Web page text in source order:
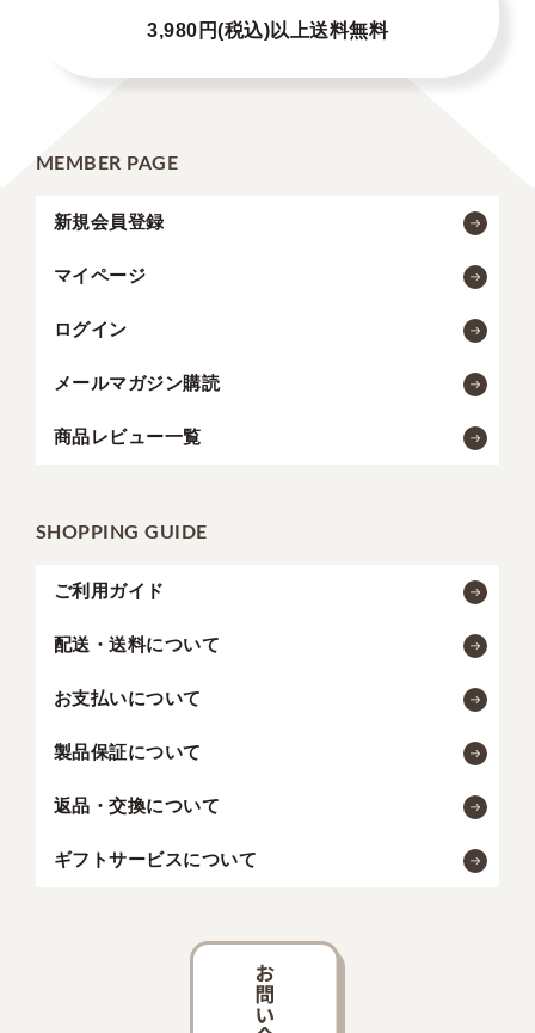
3,980円(税込)以上送料無料
MEMBER PAGE
新規会員登録
マイページ
ログイン
メールマガジン購読
商品レビュー一覧
SHOPPING GUIDE
ご利用ガイド
配送・送料について
お支払いについて
製品保証について
返品・交換について
ギフトサービスについて